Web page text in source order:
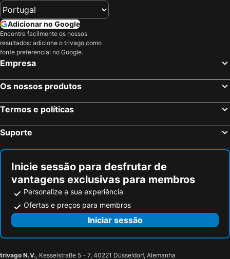
Isny, bed and breakfasts
Jungholz, bed and breakfasts
Oy-Mittelberg, bed and breakfasts
Kempten, bed and breakfasts
Nesselwang, bed and breakfasts
Sulzberg, bed and breakfasts
Lauterach, bed and breakfasts
Eichenberg, bed and breakfasts
Dietmannsried, bed and breakfasts
Fronreute, bed and breakfasts
Altusried, bed and breakfasts
Adicionar no Google
Encontre facilmente os nossos
resultados: adicione o trivago como
fonte preferencial no Google.
Empresa
Os nossos produtos
Termos e políticas
Suporte
Inicie sessão para desfrutar de
vantagens exclusivas para membros
Personalize a sua experiência
Ofertas e preços para membros
Iniciar sessão
trivago N.V., Kesselstraße 5 – 7, 40221 Düsseldorf, Alemanha